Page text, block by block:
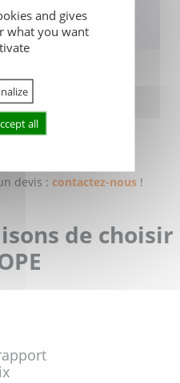
ANTI-POLLUTION
BE28
devis : contactez-nous !
de choisir
and gives
what you want
all